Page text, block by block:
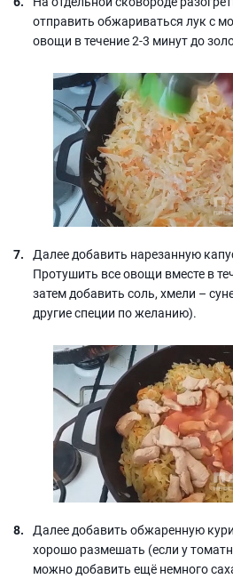
отправить обжариваться лук с
овощи в течение 2-3 минут до
Далее добавить нарезанную
Протушить все овощи вместе в
затем добавить соль, хмели –
другие специи по желанию).
Далее добавить обжаренную
хорошо размешать (если у
можно добавить ещё немного